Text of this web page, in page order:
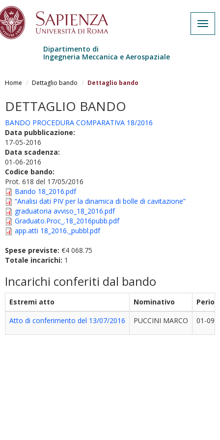
Dipartimento di
Ingegneria Meccanica e Aerospaziale
Home Dettaglio bando Dettaglio bando
DETTAGLIO BANDO
BANDO PROCEDURA COMPARATIVA 18/2016
Data pubblicazione:
17-05-2016
Data scadenza:
01-06-2016
Codice bando:
Prot. 618 del 17/05/2016
Bando 18_2016.pdf
“Analisi dati PIV per la dinamica di bolle di cavitazione”
graduatoria avviso_18_2016.pdf
Graduato.Proc_.18_2016pubb.pdf
app.atti 18_2016._pubbl.pdf
Spese previste: €4 068.75
Totale incarichi: 1
Incarichi conferiti dal bando
Estremi atto Nominativo
Atto di conferimento del 13/07/2016
PUCCINI MARCO 01-09-